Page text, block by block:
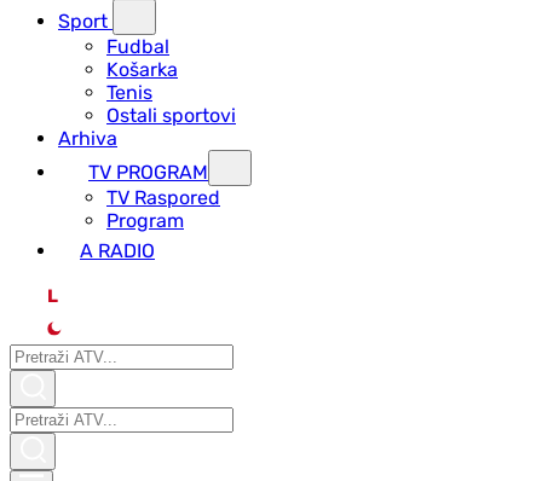
Sport
Fudbal
Košarka
Tenis
Ostali sportovi
Arhiva
TV PROGRAM
ТV Raspored
Program
A RADIO
L